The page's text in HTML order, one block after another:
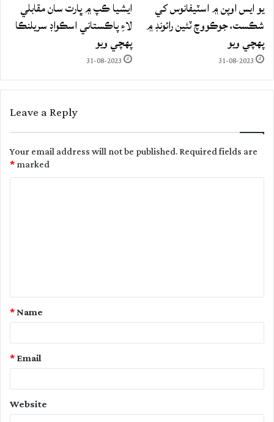
يو ايس اوپن ۾ اسٽيفانوس کي
شڪست، جوڪووچ ٽئين رائونڊ ۾
پهچي ويو
31-08-2023
ايشيا ڪپ ۾ ڀارت سان مقابلي
لاءِ پاڪستاني اسڪواڊ سريلنڪا
پهچي ويو
31-08-2023
Leave a Reply
Your email address will not be published.Required fields are
marked
*
t
Name
*
Email
*
Website